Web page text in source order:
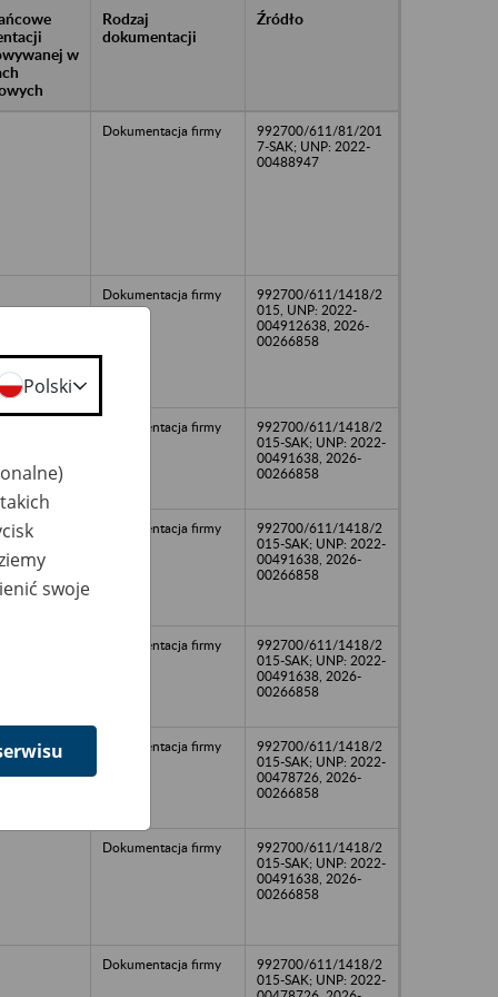
w
Rodzaj
dokumentacji
Źródło
Dokumentacja firmy
992700/611/81/201
7-SAK; UNP: 2022-
00488947
Dokumentacja firmy
992700/611/1418/2
015, UNP: 2022-
004912638, 2026-
00266858
Dokumentacja firmy
992700/611/1418/2
015-SAK; UNP: 2022-
00491638, 2026-
00266858
Dokumentacja firmy
992700/611/1418/2
015-SAK; UNP: 2022-
00491638, 2026-
00266858
Dokumentacja firmy
992700/611/1418/2
015-SAK; UNP: 2022-
00491638, 2026-
00266858
Dokumentacja firmy
992700/611/1418/2
015-SAK; UNP: 2022-
00478726, 2026-
00266858
Dokumentacja firmy
992700/611/1418/2
015-SAK; UNP: 2022-
00491638, 2026-
00266858
Dokumentacja firmy
992700/611/1418/2
015-SAK; UNP: 2022-
Polski
swoje